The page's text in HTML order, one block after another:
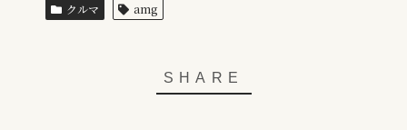
クルマ amg